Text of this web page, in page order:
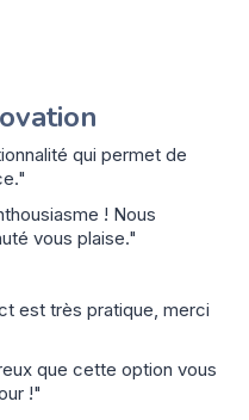
qui permet de
! Nous
vous plaise."
est très pratique, merci
que cette option vous
!"